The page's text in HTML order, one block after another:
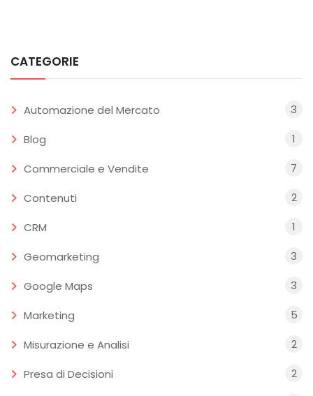
CATEGORIE
Automazione del Mercato 3
Blog 1
Commerciale e Vendite 7
Contenuti 2
CRM 1
Geomarketing 3
Google Maps 3
Marketing 5
Misurazione e Analisi 2
Presa di Decisioni 2